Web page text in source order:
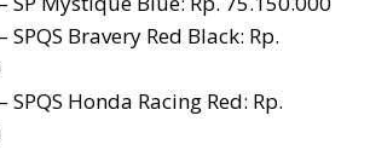
SPQS Bravery Red Black: Rp.
SPQS Honda Racing Red: Rp.